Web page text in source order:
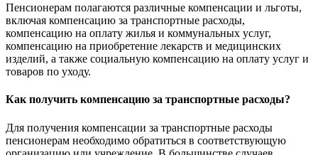
Пенсионерам полагаются различные компенсации и льготы,
включая компенсацию за транспортные расходы,
компенсацию на оплату жилья и коммунальных услуг,
компенсацию на приобретение лекарств и медицинских
изделий, а также социальную компенсацию на оплату услуг и
товаров по уходу.
Как получить компенсацию за транспортные расходы?
Для получения компенсации за транспортные расходы
пенсионерам необходимо обратиться в соответствующую